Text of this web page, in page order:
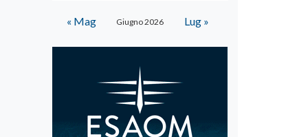
Giugno 2026
« Mag Lug »